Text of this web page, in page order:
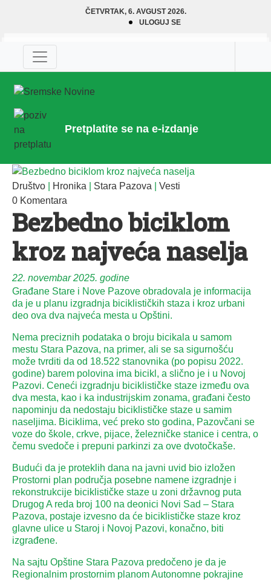
ČETVRTAK, 6. AVGUST 2026.
ULOGUJ SE
Pretplatite se na e-izdanje
Društvo Hronika Stara Pazova
Vesti
0 Komentara
Bezbedno biciklom
kroz najveća naselja
22. novembar 2025. godine
Građane Stare i Nove Pazove obradovala je informacija
da je u planu izgradnja biciklističkih staza i kroz urbani
deo ova dva najveća mesta u Opštini.
Nema preciznih podataka o broju bicikala u samom
mestu Stara Pazova, na primer, ali se sa sigurnošću
može tvrditi da od 18.522 stanovnika (po popisu 2022.
godine) barem polovina ima bicikl, a slično je i u Novoj
Pazovi. Ceneći izgradnju biciklističke staze između ova
dva mesta, kao i ka industrijskim zonama, građani često
napominju da nedostaju biciklističke staze u samim
naseljima. Biciklima, već preko sto godina, Pazovčani se
voze do škole, crkve, pijace, železničke stanice i centra, o
čemu svedoče i prepuni parkinzi za ove dvotočkaše.
Budući da je proteklih dana na javni uvid bio izložen
Prostorni plan područja posebne namene izgradnje i
rekonstrukcije biciklističke staze u zoni državnog puta
Drugog A reda broj 100 na deonici Novi Sad – Stara
Pazova, postaje izvesno da će biciklističke staze kroz
glavne ulice u Staroj i Novoj Pazovi, konačno, biti
izgrađene.
Na sajtu Opštine Stara Pazova predočeno je da je
Regionalnim prostornim planom Autonomne pokrajine